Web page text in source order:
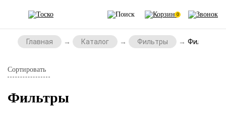
0
Главная Каталог Фильтры Фильтры
Сортировать
Фильтры